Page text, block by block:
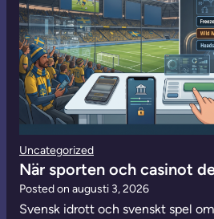
Uncategorized
När sporten och casinot
Posted on augusti 3, 2026
Svensk idrott och svenskt spel